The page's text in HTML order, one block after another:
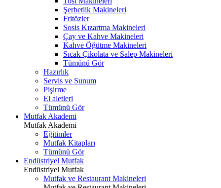
Şerbetlik Makineleri
Fritözler
Sosis Kızartma Makineleri
Çay ve Kahve Makineleri
Kahve Öğütme Makineleri
Sıcak Çikolata ve Salep Makineleri
Tümünü Gör
Hazırlık
Servis ve Sunum
Pişirme
El aletleri
Tümünü Gör
Mutfak Akademi
Mutfak Akademi
Eğitimler
Mutfak Kitapları
Tümünü Gör
Endüstriyel Mutfak
Endüstriyel Mutfak
Mutfak ve Restaurant Makineleri